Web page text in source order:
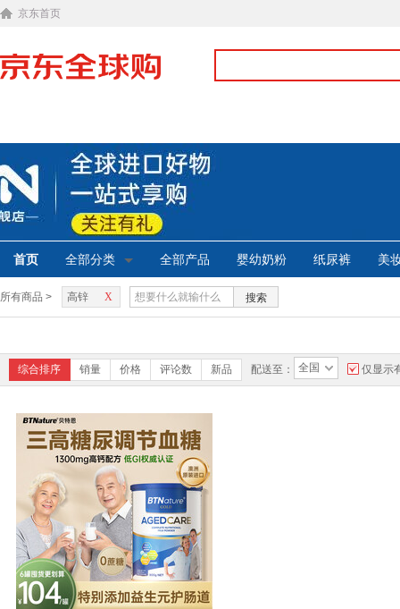
京东首页
首页 全部分类 全部产品 婴幼奶粉 纸尿裤 美
所有商品 > X
高锌 搜索
综合排序 销量 价格 评论数 新品 配送至： 全国 仅显示